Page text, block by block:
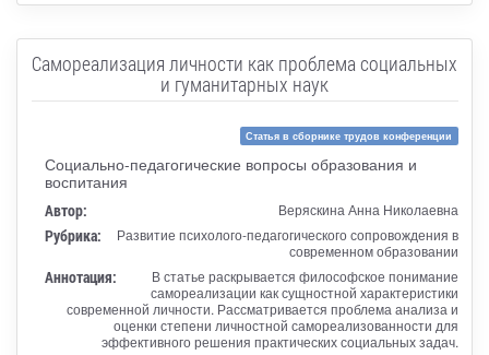
Самореализация личности как проблема социальных
и гуманитарных наук
Статья в сборнике трудов конференции
Социально-педагогические вопросы образования и
воспитания
Автор: Веряскина Анна Николаевна
Рубрика:
Развитие психолого-педагогического сопровождения в
современном образовании
Аннотация:
В статье раскрывается философское понимание
самореализации как сущностной характеристики
современной личности. Рассматривается проблема анализа и
оценки степени личностной самореализованности для
эффективного решения практических социальных задач.